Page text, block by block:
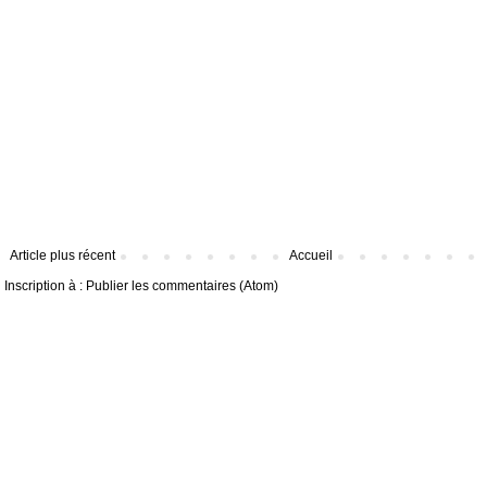
Article plus récent
Accueil
Inscription à : Publier les commentaires (Atom)